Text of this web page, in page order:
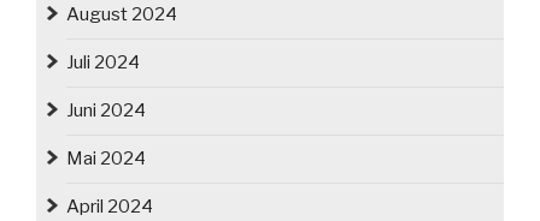
August 2024
Juli 2024
Juni 2024
Mai 2024
April 2024